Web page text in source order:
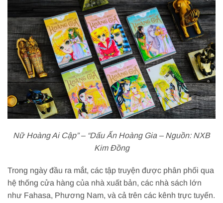
Nữ Hoàng Ai Cập” – “Dấu Ấn Hoàng Gia – Nguồn: NXB
Kim Đồng
Trong ngày đầu ra mắt, các tập truyện được phân phối qua
hệ thống cửa hàng của nhà xuất bản, các nhà sách lớn
như Fahasa, Phương Nam, và cả trên các kênh trực tuyến.